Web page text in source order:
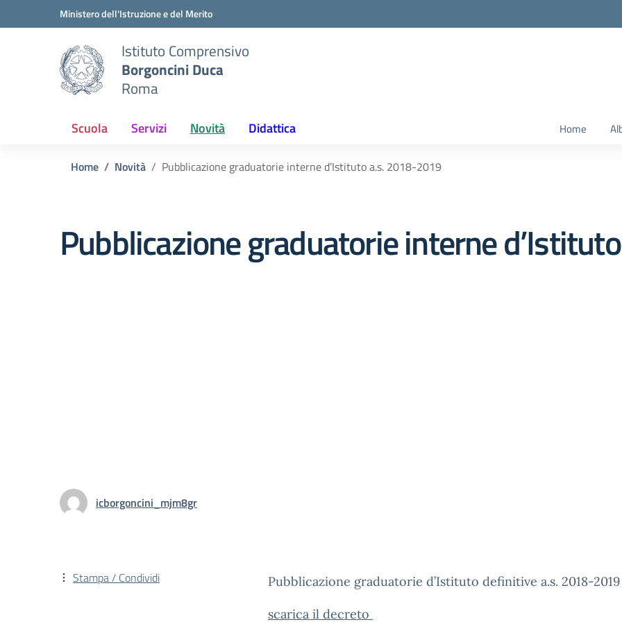
Vai ai contenuti
Vai al menu di navigazioneMinistero dell'Istruzione e del Merito
Istituto Comprensivo
Borgoncini Duca
Roma
Scuola Servizi Novità Didattica Home
Home Novità Pubblicazione graduatorie interne d’Istituto a.s. 2018-2019
Pubblicazione graduatorie interne
icborgoncini_mjm8gr
Pubblicazione graduatorie d’Istituto definitive a.s. 2018-2019
scarica il decreto
Stampa / Condividi